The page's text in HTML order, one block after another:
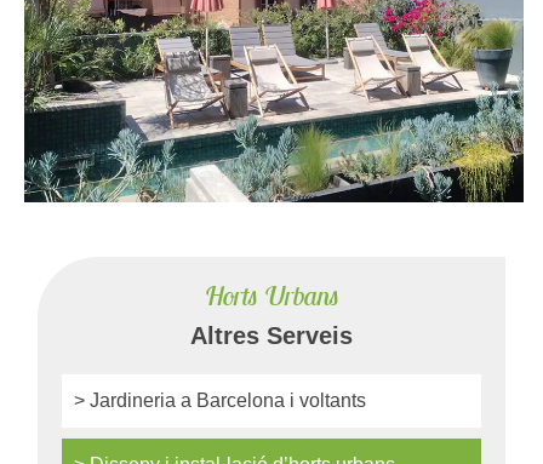
Horts Urbans
Altres Serveis
> Jardineria a Barcelona i voltants